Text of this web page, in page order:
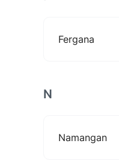
Fergana
N
Namangan